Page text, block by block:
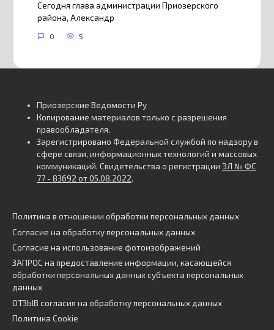
Сегодня глава администрации Приозерского
района, Александр
0 5
Приозерские Ведомости Ру
Копирование материалов только с разрешения
правообладателя.
Зарегистрировано Федеральной службой по надзору в
сфере связи, информационных технологий и массовых
коммуникаций. Свидетельства о регистрации ЭЛ № ФС
77 - 83692 от 05.08.2022.
Политика в отношении обработки персональных данных
Согласие на обработку персональных данных
Согласие на использование фотоизображений
ЗАПРОС на предоставление информации, касающейся
обработки персональных данных субъекта персональных
данных
ОТЗЫВ согласия на обработку персональных данных
Политика Cookie